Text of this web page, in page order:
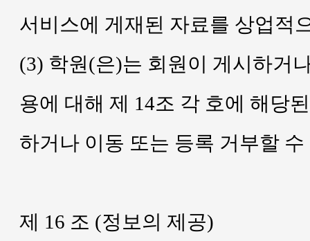
서비스에 게재된 자료를 상업적
(3) 학원(은)는 회원이 게시하거
용에 대해 제 14조 각 호에 해당
하거나 이동 또는 등록 거부할
제 16 조 (정보의 제공)